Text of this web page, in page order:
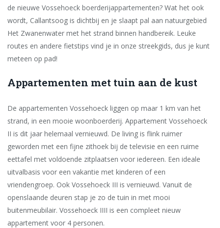
de nieuwe Vossehoeck boerderijappartementen? Wat het ook
wordt, Callantsoog is dichtbij en je slaapt pal aan natuurgebied
Het Zwanenwater met het strand binnen handbereik. Leuke
routes en andere fietstips vind je in onze streekgids, dus je kunt
meteen op pad!
Appartementen met tuin aan de kust
De appartementen Vossehoeck liggen op maar 1 km van het
strand, in een mooie woonboerderij. Appartement Vossehoeck
II is dit jaar helemaal vernieuwd. De living is flink ruimer
geworden met een fijne zithoek bij de televisie en een ruime
eettafel met voldoende zitplaatsen voor iedereen. Een ideale
uitvalbasis voor een vakantie met kinderen of een
vriendengroep. Ook Vossehoeck III is vernieuwd. Vanuit de
openslaande deuren stap je zo de tuin in met mooi
buitenmeubilair. Vossehoeck IIII is een compleet nieuw
appartement voor 4 personen.